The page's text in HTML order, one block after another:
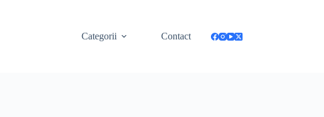
Categorii
Contact